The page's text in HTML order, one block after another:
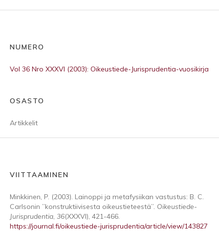
NUMERO
Vol 36 Nro XXXVI (2003): Oikeustiede-Jurisprudentia-vuosikirja
OSASTO
Artikkelit
VIITTAAMINEN
Minkkinen, P. (2003). Lainoppi ja metafysiikan vastustus: B. C.
Carlsonin ”konstruktiivisesta oikeustieteestä”. Oikeustiede-
Jurisprudentia, 36(XXXVI), 421-466.
https://journal.fi/oikeustiede-jurisprudentia/article/view/143827